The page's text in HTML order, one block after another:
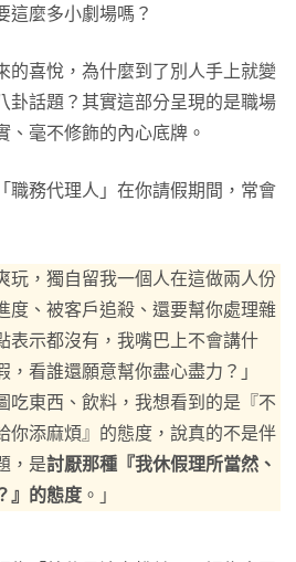
這麼多小劇場嗎？
的喜悅，為什麼到了別人手上就變
卦話題？其實這部分呈現的是職場
、毫不修飾的內心底牌。
職務代理人」在你請假期間，常會
玩，獨自留我一個人在這做兩人份
度、被客戶追殺、還要幫你處理雜
表示都沒有，我嘴巴上不會講什
，看誰還願意幫你盡心盡力？」
吃東西、飲料，我想看到的是『不
你添麻煩』的態度，說真的不是伴
，是討厭那種『我休假理所當然、
』的態度 。」